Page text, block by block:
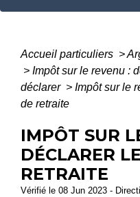
Accueil particuliers >
> Impôt sur le revenu :
déclarer > Impôt sur le
de retraite
IMPÔT SUR
DÉCLARER
RETRAITE
Vérifié le 08 Jun 2023 -